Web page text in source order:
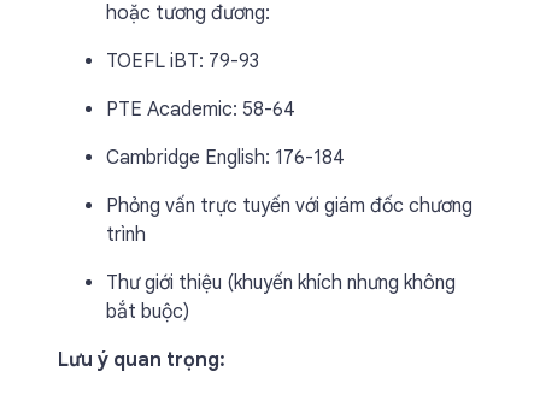
hoặc tương đương:
TOEFL iBT: 79-93
PTE Academic: 58-64
Cambridge English: 176-184
Phỏng vấn trực tuyến với giám đốc chương
trình
Thư giới thiệu (khuyến khích nhưng không
bắt buộc)
Lưu ý quan trọng: